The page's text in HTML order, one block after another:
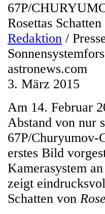
67P/
Rosettas
Redaktion /
astronews.com
3. März 2015
Am 14. Februar
Abstand von nur
67P/Churyumov-
erstes Bild
Kamerasystem
zeigt
Schatten von